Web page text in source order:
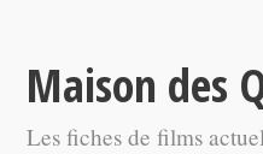
Maison des
Les fiches de films